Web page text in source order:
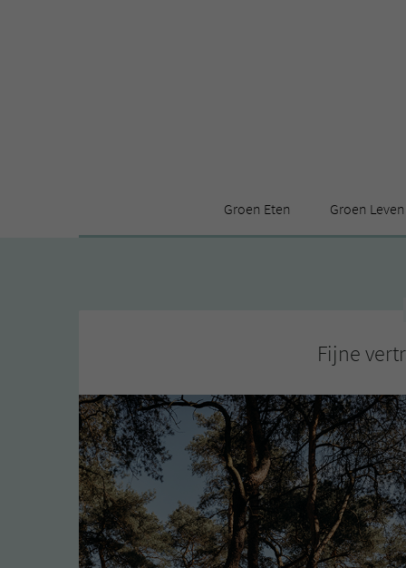
Groen Eten Groen Leven
Fijne